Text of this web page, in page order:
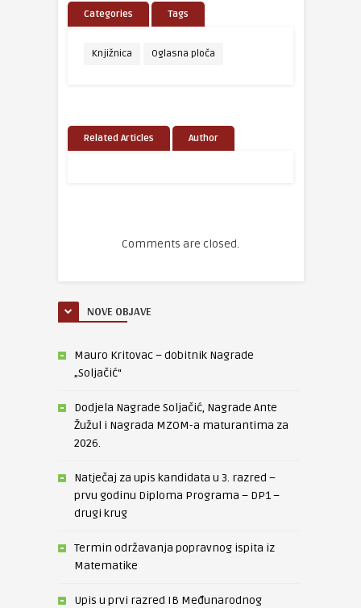
Categories Tags
Knjižnica Oglasna ploča
Related Articles Author
Comments are closed.
NOVE OBJAVE
Mauro Kritovac – dobitnik Nagrade
„Soljačić“
Dodjela Nagrade Soljačić, Nagrade Ante
Žužul i Nagrada MZOM-a maturantima za
2026.
Natječaj za upis kandidata u 3. razred –
prvu godinu Diploma Programa – DP1 –
drugi krug
Termin održavanja popravnog ispita iz
Matematike
Upis u prvi razred IB Međunarodnog